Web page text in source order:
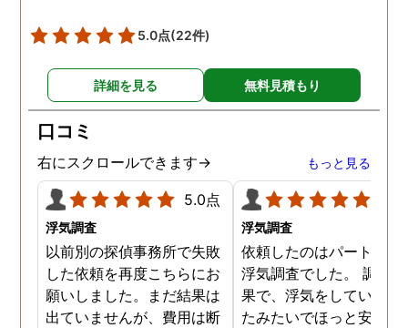
5.0点(22件)
詳細を見る 無料見積もり
口コミ
右にスクロールできます→ もっと見る
5.0点
浮気調査
以前別の探偵事務所で失敗
した依頼を再度こちらにお
願いしました。まだ結果は
出ていませんが、費用は断
浮気調査
依頼したのはパートナー
浮気調査でした。 調査
果で、浮気をしていなか
たみたいでほっと安心し